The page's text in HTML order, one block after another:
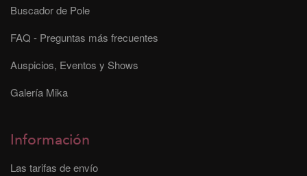
Buscador de Pole
FAQ - Preguntas más frecuentes
Auspicios, Eventos y Shows
Galería Mika
Información
Las tarifas de envío